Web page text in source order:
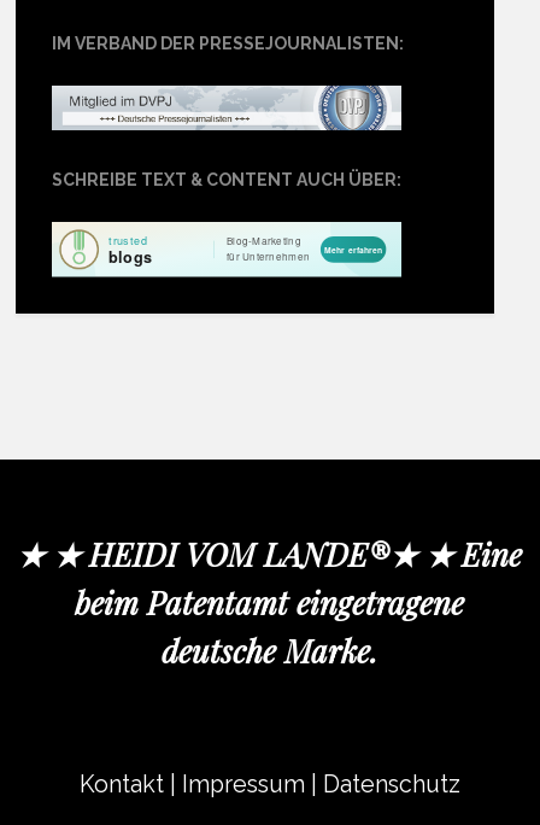
IM VERBAND DER PRESSEJOURNALISTEN:
SCHREIBE TEXT & CONTENT AUCH ÜBER:
★ ★ HEIDI VOM LANDE®★ ★ Eine
beim Patentamt eingetragene
deutsche Marke.
Kontakt Impressum Datenschutz